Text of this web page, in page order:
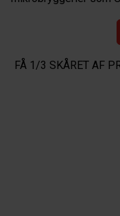
FÅ 1/3 SKÅRET AF